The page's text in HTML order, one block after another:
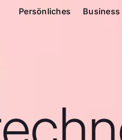
Persönliches Business